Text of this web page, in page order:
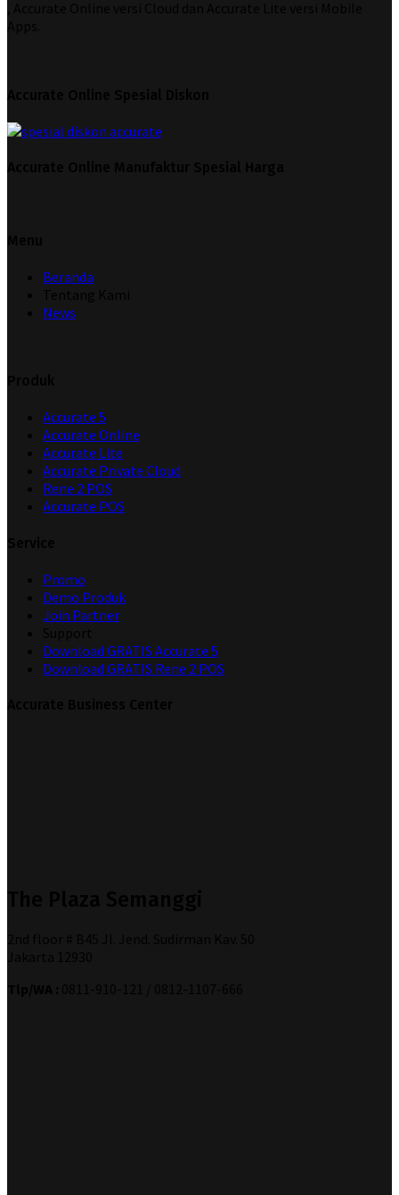
Beranda
News
Accurate 5
Accurate Online
Accurate Lite
Accurate Private Cloud
Rene 2 POS
Accurate POS
Promo
Demo Produk
Join Partner
Download GRATIS Accurate 5
Download GRATIS Rene 2 POS